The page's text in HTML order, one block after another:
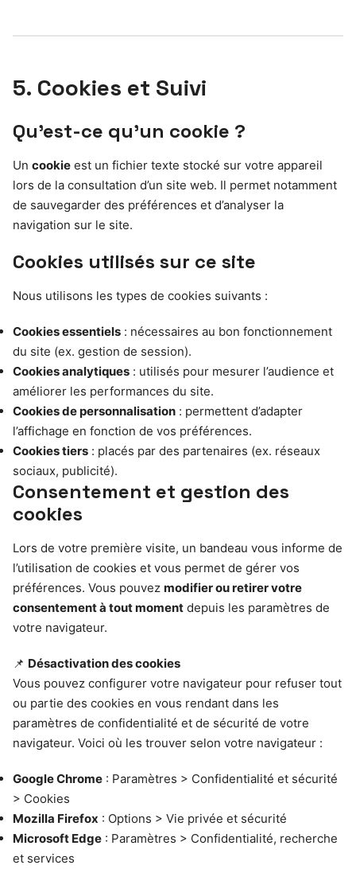
5. Cookies et Suivi
Qu’est-ce qu’un cookie ?
Un cookie est un fichier texte stocké sur votre appareil
lors de la consultation d’un site web. Il permet notamment
de sauvegarder des préférences et d’analyser la
navigation sur le site.
Cookies utilisés sur ce site
Nous utilisons les types de cookies suivants :
Cookies essentiels : nécessaires au bon fonctionnement
du site (ex. gestion de session).
Cookies analytiques : utilisés pour mesurer l’audience et
améliorer les performances du site.
Cookies de personnalisation : permettent d’adapter
l’affichage en fonction de vos préférences.
Cookies tiers : placés par des partenaires (ex. réseaux
sociaux, publicité).
Consentement et gestion des
cookies
Lors de votre première visite, un bandeau vous informe de
l’utilisation de cookies et vous permet de gérer vos
préférences. Vous pouvez modifier ou retirer votre
consentement à tout moment depuis les paramètres de
votre navigateur.
📌 Désactivation des cookies
Vous pouvez configurer votre navigateur pour refuser tout
ou partie des cookies en vous rendant dans les
paramètres de confidentialité et de sécurité de votre
navigateur. Voici où les trouver selon votre navigateur :
Google Chrome : Paramètres > Confidentialité et sécurité
> Cookies
Mozilla Firefox : Options > Vie privée et sécurité
Microsoft Edge : Paramètres > Confidentialité, recherche
et services